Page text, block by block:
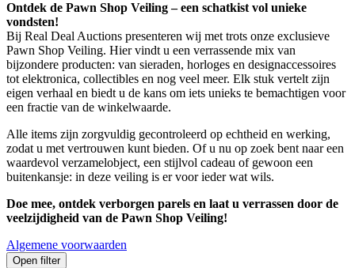
Ontdek de Pawn Shop Veiling – een schatkist vol unieke
vondsten!
Bij Real Deal Auctions presenteren wij met trots onze exclusieve
Pawn Shop Veiling. Hier vindt u een verrassende mix van
bijzondere producten: van sieraden, horloges en designaccessoires
tot elektronica, collectibles en nog veel meer. Elk stuk vertelt zijn
eigen verhaal en biedt u de kans om iets unieks te bemachtigen voor
een fractie van de winkelwaarde.
Alle items zijn zorgvuldig gecontroleerd op echtheid en werking,
zodat u met vertrouwen kunt bieden. Of u nu op zoek bent naar een
waardevol verzamelobject, een stijlvol cadeau of gewoon een
buitenkansje: in deze veiling is er voor ieder wat wils.
Doe mee, ontdek verborgen parels en laat u verrassen door de
veelzijdigheid van de Pawn Shop Veiling!
Algemene voorwaarden
Open filter